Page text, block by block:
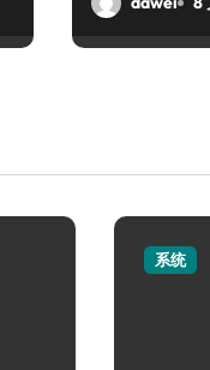
系统